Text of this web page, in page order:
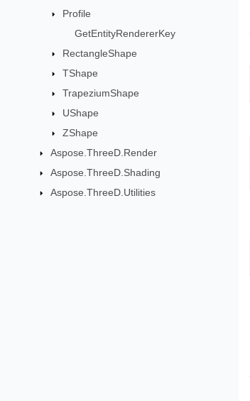
Profile
GetEntityRendererKey
RectangleShape
TShape
TrapeziumShape
UShape
ZShape
Aspose.ThreeD.Render
Aspose.ThreeD.Shading
Aspose.ThreeD.Utilities